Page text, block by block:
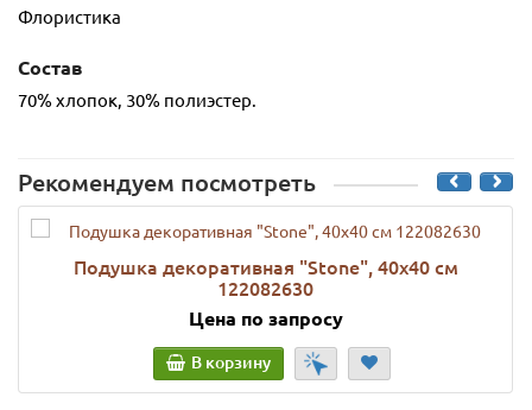
Флористика
Состав
70% хлопок, 30% полиэстер.
Рекомендуем посмотреть
Подушка декоративная "Stone", 40х40 см
122082630
Цена по запросу
В корзину